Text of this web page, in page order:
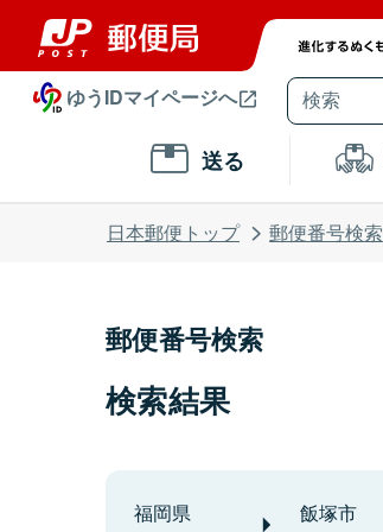
ゆうIDマイページへ
送る
日本郵便トップ 郵便番号検索
郵便番号検索
検索結果
福岡県 飯塚市